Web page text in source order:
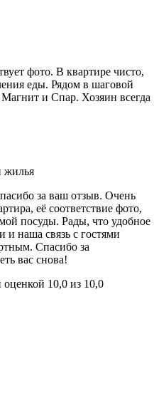
фото. В квартире чисто,
еды. Рядом в шаговой
и Спар. Хозяин всегда
жилья
за ваш отзыв. Очень
её соответствие фото,
посуды. Рады, что удобное
и наша связь с гостями
Спасибо за
вас снова!
оценкой 10,0 из 10,0